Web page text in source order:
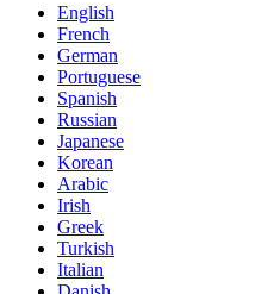
English
French
German
Portuguese
Spanish
Russian
Japanese
Korean
Arabic
Irish
Greek
Turkish
Italian